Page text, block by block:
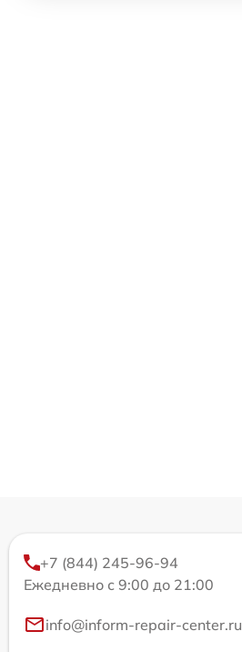
+7 (844) 245-96-94
Ежедневно с 9:00 до 21:00
info@inform-repair-center.ru